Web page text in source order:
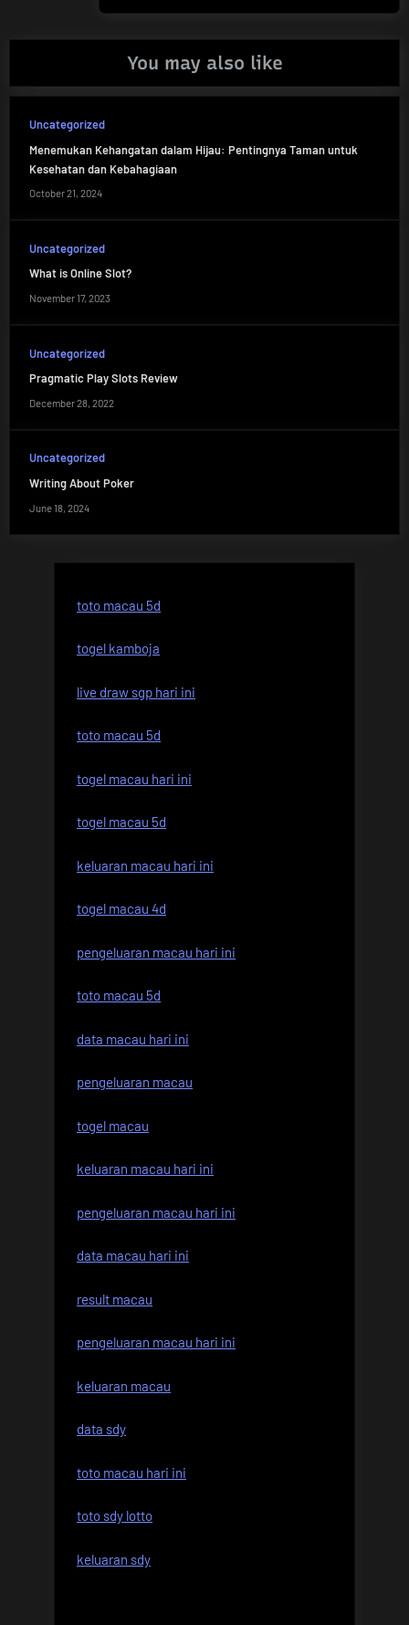
You may also like
Uncategorized
Menemukan Kehangatan dalam Hijau: Pentingnya Taman untuk
Kesehatan dan Kebahagiaan
October 21, 2024
Uncategorized
What is Online Slot?
November 17, 2023
Uncategorized
Pragmatic Play Slots Review
December 28, 2022
Uncategorized
Writing About Poker
June 18, 2024
toto macau 5d
togel kamboja
live draw sgp hari ini
toto macau 5d
togel macau hari ini
togel macau 5d
keluaran macau hari ini
togel macau 4d
pengeluaran macau hari ini
toto macau 5d
data macau hari ini
pengeluaran macau
togel macau
keluaran macau hari ini
pengeluaran macau hari ini
data macau hari ini
result macau
pengeluaran macau hari ini
keluaran macau
data sdy
toto macau hari ini
toto sdy lotto
keluaran sdy